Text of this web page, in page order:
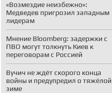
«Возмездие неизбежно»:
Медведев пригрозил западным
лидерам
Мнение Bloomberg: задержки с
ПВО могут толкнуть Киев к
переговорам с Россией
Вучич не ждёт скорого конца
войны и предупредил о тяжёлой
зиме